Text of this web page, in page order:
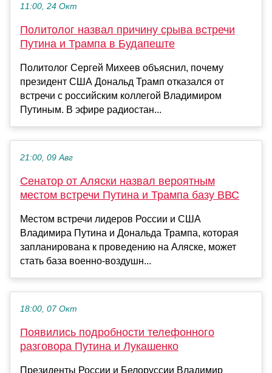
11:00, 24 Окт
Политолог назвал причину срыва встречи
Путина и Трампа в Будапеште
Политолог Сергей Михеев объяснил, почему
президент США Дональд Трамп отказался от
встречи с российским коллегой Владимиром
Путиным. В эфире радиостан...
21:00, 09 Авг
Сенатор от Аляски назвал вероятным
местом встречи Путина и Трампа базу ВВС
Местом встречи лидеров России и США
Владимира Путина и Дональда Трампа, которая
запланирована к проведению на Аляске, может
стать база военно-воздушн...
18:00, 07 Окт
Появились подробности телефонного
разговора Путина и Лукашенко
Президенты России и Белоруссии Владимир